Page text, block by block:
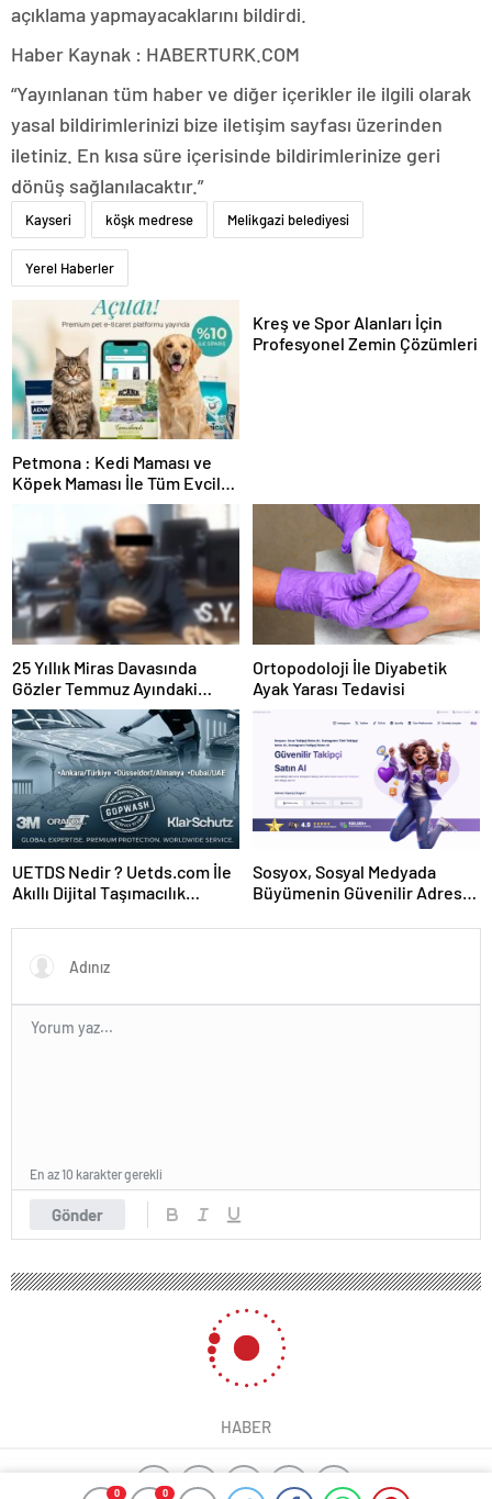
0 0
açıklama yapmayacaklarını bildirdi.
Haber Kaynak : HABERTURK.COM
“Yayınlanan tüm haber ve diğer içerikler ile ilgili olarak
yasal bildirimlerinizi bize iletişim sayfası üzerinden
iletiniz. En kısa süre içerisinde bildirimlerinize geri
dönüş sağlanılacaktır.”
Kayseri köşk medrese Melikgazi belediyesi
Yerel Haberler
Petmona : Kedi Maması ve
Köpek Maması İle Tüm Evcil
Kreş ve Spor Alanları İçin
Profesyonel Zemin Çözümleri
25 Yıllık Miras Davasında
Gözler Temmuz Ayındaki
Karar Duruşmasına Çevrildi
Ortopodoloji İle Diyabetik
Ayak Yarası Tedavisi
UETDS Nedir ? Uetds.com İle
Akıllı Dijital Taşımacılık
Sosyox, Sosyal Medyada
Büyümenin Güvenilir Adresi
Gönder
En az 10 karakter gerekli
HABER